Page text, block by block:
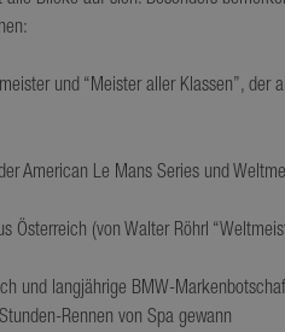
und “Meister aller Klassen”, der
American Le Mans Series und
Österreich (von Walter Röhrl
und langjährige BMW-
Rennen von Spa gewann